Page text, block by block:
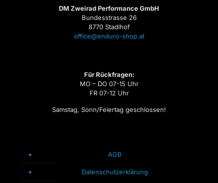
DM Zweirad Performance GmbH
Bundesstrasse 26
8770 Stadlhof
office@enduro-shop.at
Für Rückfragen:
MO – DO 07-15 Uhr
FR 07-12 Uhr
Samstag, Sonn/Feiertag geschlossen!
AGB
Datenschutzerklärung